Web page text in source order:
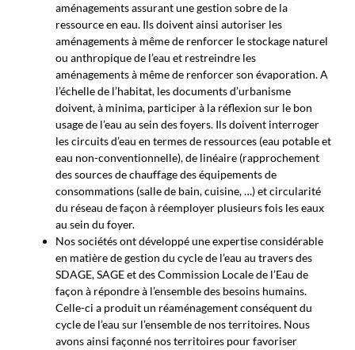
aménagements assurant une gestion sobre de la
ressource en eau. Ils doivent ainsi autoriser les
aménagements à même de renforcer le stockage naturel
ou anthropique de l’eau et restreindre les
aménagements à même de renforcer son évaporation. A
l’échelle de l’habitat, les documents d’urbanisme
doivent, à minima, participer à la réflexion sur le bon
usage de l’eau au sein des foyers. Ils doivent interroger
les circuits d’eau en termes de ressources (eau potable et
eau non-conventionnelle), de linéaire (rapprochement
des sources de chauffage des équipements de
consommations (salle de bain, cuisine, …) et circularité
du réseau de façon à réemployer plusieurs fois les eaux
au sein du foyer.
Nos sociétés ont développé une expertise considérable
en matière de gestion du cycle de l’eau au travers des
SDAGE, SAGE et des Commission Locale de l’Eau de
façon à répondre à l’ensemble des besoins humains.
Celle-ci a produit un réaménagement conséquent du
cycle de l’eau sur l’ensemble de nos territoires. Nous
avons ainsi façonné nos territoires pour favoriser